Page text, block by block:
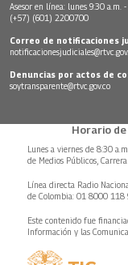
Asesor en línea: lunes 9:30 a.m.
(+57) (601) 2200700
Correo de notificaciones
Denuncias por actos de
soytransparente@rtvc.gov.co
Horario
Lunes a viernes de 8:30
de Medios Públicos,
Línea directa Radio
de Colombia: 01 8000 118
Este contenido fue
Información y las